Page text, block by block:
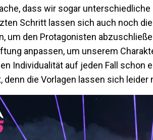
dass wir sogar
Schritt lassen sich auch noch
um den Protagonisten
anpassen, um unserem
Individualität auf jeden Fall schon
die Vorlagen lassen sich leider